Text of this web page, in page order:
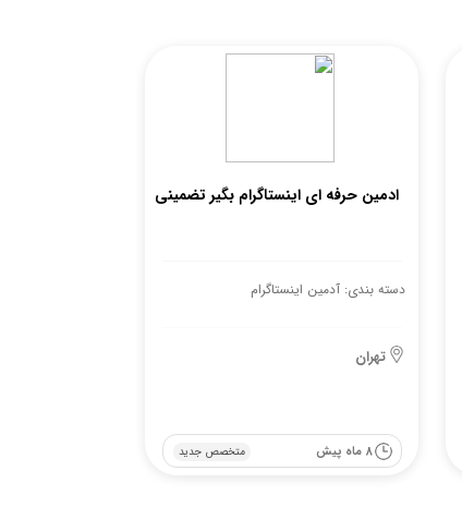
ادمین حرفه ای اینستاگرام بگیر تضمینی
دسته بندی: آدمین اینستاگرام
تهران
متخصص جدید 8 ماه پیش